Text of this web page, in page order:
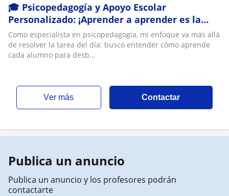
🎓 Psicopedagogía y Apoyo Escolar
Personalizado: ¡Aprender a aprender es la
clave!
Como especialista en psicopedagogía, mi enfoque va más allá
de resolver la tarea del día: busco entender cómo aprende
cada alumno para desb...
ver más Contactar
Publica un anuncio
Publica un anuncio y los profesores podrán
contactarte